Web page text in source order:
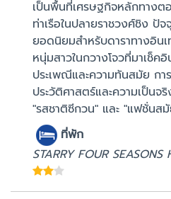
เป็นพื้นที่เศรษฐกิจหลักทางต
ท่าเรือในปลายราชวงศ์ชิง ปั
ยอดนิยมสำหรับดาราทางอินเ
หนุ่มสาวในกวางโจวที่มาเช็ค
ประเพณีและความทันสมัย ​​กา
ประวัติศาสตร์และความเป็น
"รสชาติซีกวน" และ "แฟชั่นส
ที่พัก
STARRY FOUR